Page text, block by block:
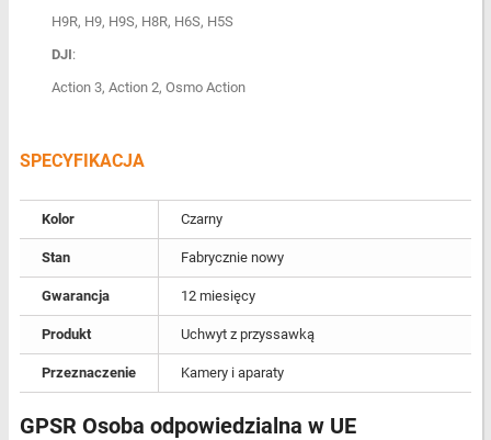
H9R, H9, H9S, H8R, H6S, H5S
DJI:
Action 3, Action 2, Osmo Action
SPECYFIKACJA
Kolor Czarny
Stan Fabrycznie nowy
Gwarancja 12 miesięcy
Produkt Uchwyt z przyssawką
Przeznaczenie Kamery i aparaty
GPSR Osoba odpowiedzialna w UE